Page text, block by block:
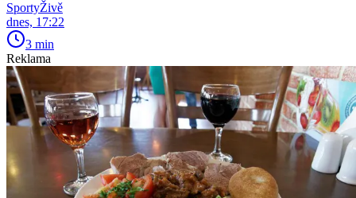
SportyŽivě
dnes, 17:22
3 min
Reklama